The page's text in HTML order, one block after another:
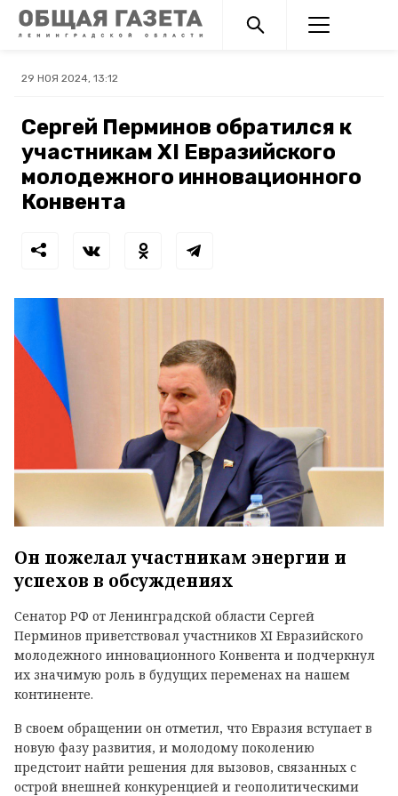
29 НОЯ 2024, 13:12
Сергей Перминов обратился к
участникам XI Евразийского
молодежного инновационного
Конвента
Он пожелал участникам энергии и
успехов в обсуждениях
Сенатор РФ от Ленинградской области Сергей
Перминов приветствовал участников XI Евразийского
молодежного инновационного Конвента и подчеркнул
их значимую роль в будущих переменах на нашем
континенте.
В своем обращении он отметил, что Евразия вступает в
новую фазу развития, и молодому поколению
предстоит найти решения для вызовов, связанных с
острой внешней конкуренцией и геополитическими